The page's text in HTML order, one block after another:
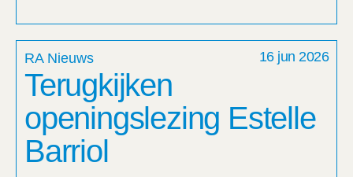
RA Nieuws 16 jun 2026
Terugkijken
openingslezing Estelle
Barriol